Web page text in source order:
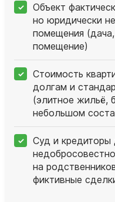
Объект
но юридически
помещения
помещение)
Стоимость
долгам и
(элитное жильё,
небольшом
Суд и кредиторы
на
фиктивные